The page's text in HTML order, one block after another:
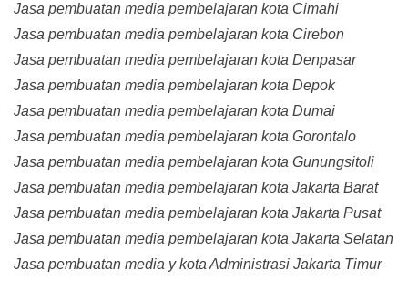
Jasa pembuatan media pembelajaran kota Cimahi
Jasa pembuatan media pembelajaran kota Cirebon
Jasa pembuatan media pembelajaran kota Denpasar
Jasa pembuatan media pembelajaran kota Depok
Jasa pembuatan media pembelajaran kota Dumai
Jasa pembuatan media pembelajaran kota Gorontalo
Jasa pembuatan media pembelajaran kota Gunungsitoli
Jasa pembuatan media pembelajaran kota Jakarta Barat
Jasa pembuatan media pembelajaran kota Jakarta Pusat
Jasa pembuatan media pembelajaran kota Jakarta Selatan
Jasa pembuatan media y kota Administrasi Jakarta Timur